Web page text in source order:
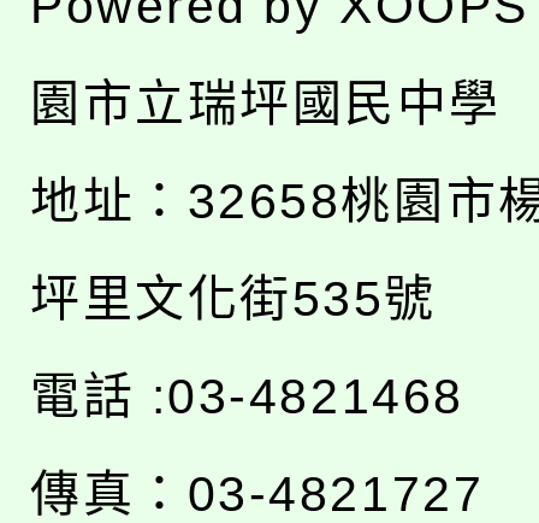
園市立瑞坪國民中學
地址： 32658桃園市
坪里文化街535號
電話 :03-4821468
傳真：03-4821727